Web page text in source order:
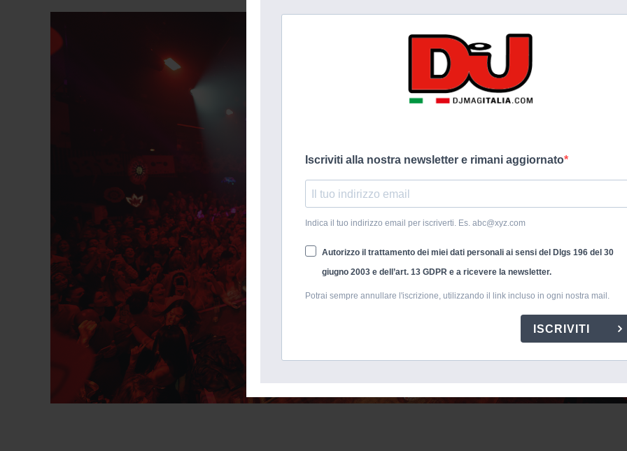
Iscriviti alla nostra newsletter e rimani aggiornato
Indica il tuo indirizzo email per iscriverti. Es. abc@xyz.com
Autorizzo il trattamento dei miei dati personali ai sensi del Dlgs 196 del 30
giugno 2003 e dell’art. 13 GDPR e a ricevere la newsletter.
Potrai sempre annullare l'iscrizione, utilizzando il link incluso in ogni nostra mail.
ISCRIVITI